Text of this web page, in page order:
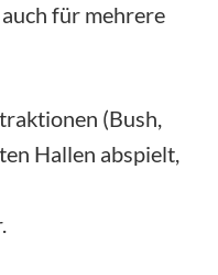
für mehrere
(Bush,
Hallen abspielt,